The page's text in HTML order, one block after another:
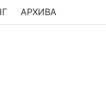
АРХИВА